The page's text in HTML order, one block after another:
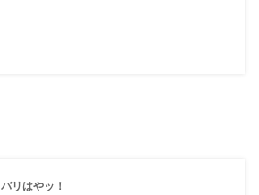
バリはやッ！